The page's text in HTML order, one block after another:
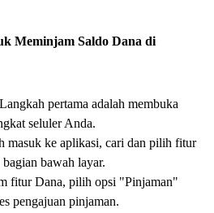
Meminjam Saldo Dana di
pertama adalah membuka
seluler Anda.
masuk ke aplikasi, cari dan pilih fitur
bawah layar.
fitur Dana, pilih opsi "Pinjaman"
pengajuan pinjaman.